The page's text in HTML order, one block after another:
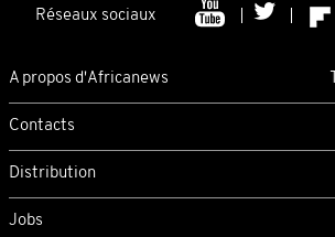
Réseaux sociaux
A propos d'Africanews
Contacts
Distribution
Jobs